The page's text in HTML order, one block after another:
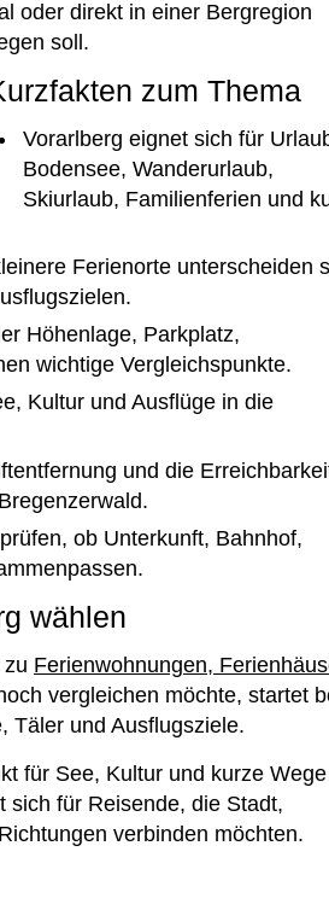
oder direkt in einer Bergregion
soll.
zum Thema
Vorarlberg eignet sich für
Bodensee, Wanderurlaub,
Skiurlaub, Familienferien und
Ferienorte unterscheiden
Höhenlage, Parkplatz,
wichtige Vergleichspunkte.
Kultur und Ausflüge in die
und die
ob Unterkunft, Bahnhof,
wählen
Ferienwohnungen,
vergleichen möchte, startet
Täler und Ausflugsziele.
für See, Kultur und kurze
sich für Reisende, die Stadt,
verbinden möchten.